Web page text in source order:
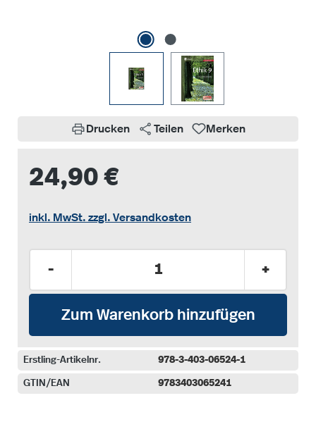
Drucken Teilen Merken
24,90 €
inkl. MwSt. zzgl. Versandkosten
- +
Zum Warenkorb hinzufügen
Erstling-Artikelnr. 978-3-403-06524-1
GTIN/EAN 9783403065241